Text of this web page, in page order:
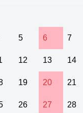
5 6 7
12 13 14
19 20 21
26 27 28